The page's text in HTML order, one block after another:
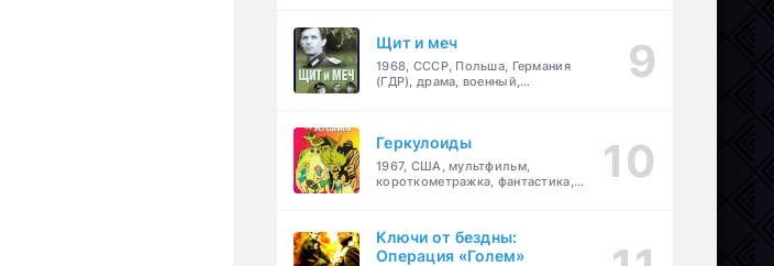
Щит и меч
1968, СССР, Польша, Германия
(ГДР), драма, военный,
Геркулоиды
1967, США, мультфильм,
короткометражка, фантастика,
Ключи от бездны:
Операция «Голем»